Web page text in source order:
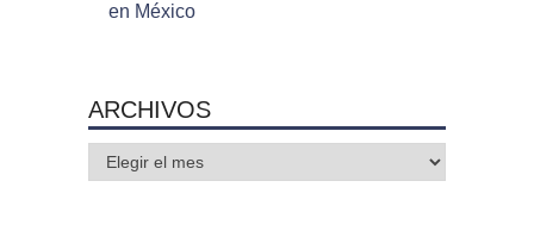
en México
ARCHIVOS
Archivos